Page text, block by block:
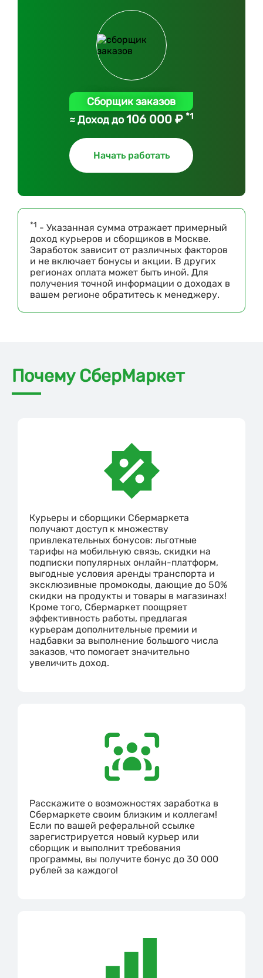
Сборщик заказов
≈ Доход до106 000 ₽ *1
Начать работать
*1 - Указанная сумма отражает примерный
доход курьеров и сборщиков в Москве.
Заработок зависит от различных факторов
и не включает бонусы и акции. В других
регионах оплата может быть иной. Для
получения точной информации о доходах в
вашем регионе обратитесь к менеджеру.
Почему СберМаркет
Курьеры и сборщики Сбермаркета
получают доступ к множеству
привлекательных бонусов: льготные
тарифы на мобильную связь, скидки на
подписки популярных онлайн-платформ,
выгодные условия аренды транспорта и
эксклюзивные промокоды, дающие до 50%
скидки на продукты и товары в магазинах!
Кроме того, Сбермаркет поощряет
эффективность работы, предлагая
курьерам дополнительные премии и
надбавки за выполнение большого числа
заказов, что помогает значительно
увеличить доход.
Расскажите о возможностях заработка в
Сбермаркете своим близким и коллегам!
Если по вашей реферальной ссылке
зарегистрируется новый курьер или
сборщик и выполнит требования
программы, вы получите бонус до 30 000
рублей за каждого!